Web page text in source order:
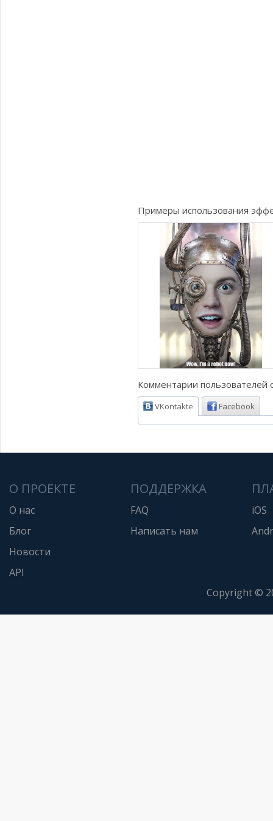
Примеры использования
Комментарии пользователей
VKontakte Facebook
О ПРОЕКТЕ
О нас
Блог
Новости
API
ПОДДЕРЖКА
FAQ
Написать нам
iOS
Copyright ©